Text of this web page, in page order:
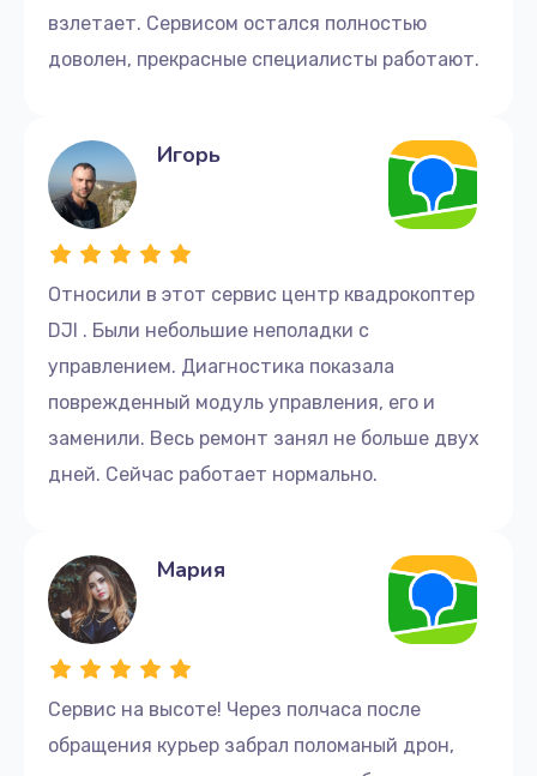
взлетает. Сервисом остался полностью
доволен, прекрасные специалисты работают.
Относили в этот сервис центр квадрокоптер
DJI . Были небольшие неполадки с
управлением. Диагностика показала
поврежденный модуль управления, его и
заменили. Весь ремонт занял не больше двух
дней. Сейчас работает нормально.
Игорь
Сервис на высоте! Через полчаса после
обращения курьер забрал поломаный дрон,
Мария